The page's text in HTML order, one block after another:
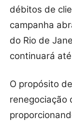
débitos de
campanha
do Rio de
continuará
O propósito
renegociação